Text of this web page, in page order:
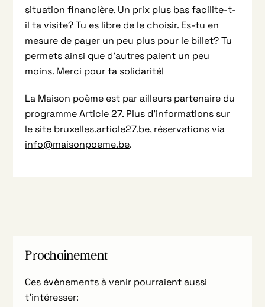
situation financière. Un prix plus bas facilite-t-
il ta visite? Tu es libre de le choisir. Es-tu en
mesure de payer un peu plus pour le billet? Tu
permets ainsi que d’autres paient un peu
moins. Merci pour ta solidarité!
La Maison poème est par ailleurs partenaire du
programme Article 27. Plus d’informations sur
le site bruxelles.article27.be, réservations via
info@maisonpoeme.be.
Prochainement
Ces évènements à venir pourraient aussi
t’intéresser: